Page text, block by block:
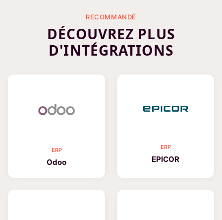
RECOMMANDÉ
DÉCOUVREZ PLUS
D'INTÉGRATIONS
ERP
Odoo
ERP
EPICOR